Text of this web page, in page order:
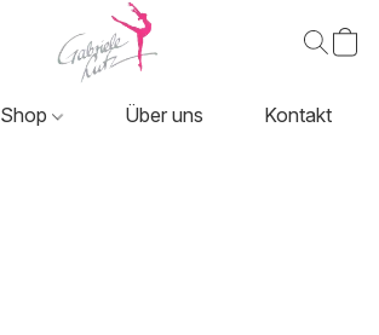
Shop Über uns Kontakt